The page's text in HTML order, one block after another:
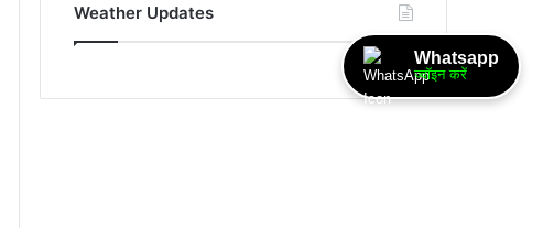
Weather Updates
Whatsapp
ज्वॉइन करें